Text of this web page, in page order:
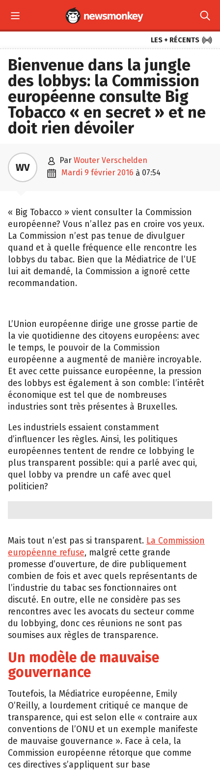
 
LES + RÉCENTS 
Bienvenue dans la jungle
des lobbys: la Commission
européenne consulte Big
Tobacco « en secret » et ne
doit rien dévoiler
WV  par Wouter Verschelden
 mardi 9 février 2016 à 07:54
« Big Tobacco » vient consulter la Commission
européenne? Vous n’allez pas en croire vos yeux.
La Commission n’est pas tenue de divulguer
quand et à quelle fréquence elle rencontre les
lobbys du tabac. Bien que la Médiatrice de l’UE
lui ait demandé, la Commission a ignoré cette
recommandation.
L’Union européenne dirige une grosse partie de
la vie quotidienne des citoyens européens: avec
le temps, le pouvoir de la Commission
européenne a augmenté de manière incroyable.
Et avec cette puissance européenne, la pression
des lobbys est également à son comble: l’intérêt
économique est tel que de nombreuses
industries sont très présentes à Bruxelles.
Les industriels essaient constamment
d’influencer les règles. Ainsi, les politiques
européennes tentent de rendre ce lobbying le
plus transparent possible: qui a parlé avec qui,
quel lobby va prendre un café avec quel
politicien?
Mais tout n’est pas si transparent. La Commission
européenne refuse, malgré cette grande
promesse d’ouverture, de dire publiquement
combien de fois et avec quels représentants de
l’industrie du tabac ses fonctionnaires ont
discuté. En outre, elle ne considère pas ses
rencontres avec les avocats du secteur comme
du lobbying, donc ces réunions ne sont pas
soumises aux règles de transparence.
Un modèle de mauvaise
gouvernance
Toutefois, la Médiatrice européenne, Emily
O’Reilly, a lourdement critiqué ce manque de
transparence, qui est selon elle « contraire aux
conventions de l’ONU et un exemple manifeste
de mauvaise gouvernance ». Face à cela, la
Commission européenne rétorque que comme
ces directives s’appliquent sur base